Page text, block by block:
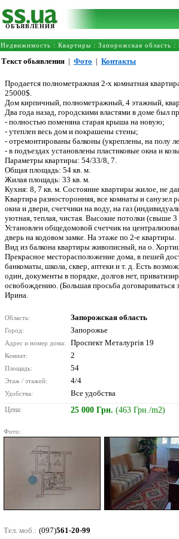
ОБЪЯВЛЕНИЯ
Недвижимость : Квартиры : Запорожская область :
Текст обьявления | Фото | Контакты
Продается полнометражная 2-х комнатная
25000$.
Дом кирпичный, полнометражный, 4 этажный,
Два года назад, городскими властями в доме был
- полностью поменяна старая крыша на новую;
- утеплен весь дом и покрашены стены;
- отремонтированы балконы (укреплены, на полу
- в подъездах установлены пластиковые окна и
Параметры квартиры: 54/33/8, 7.
Общая площадь: 54 кв. м.
Жилая площадь: 33 кв. м.
Кухня: 8, 7 кв. м. Состояние квартиры жилое, не
Квартира разносторонняя, все комнаты и
окна и двери, счетчики на воду, на газ
уютная, теплая, чистая. Высокие потолки (свыше
Установлен общедомовой счетчик на
дверь на кодовом замке. На этаже по 2-е квартиры.
Вид из балкона квартиры живописный, на о.
Прекрасное месторасположение дома, в пешей
банкоматы, школа, сквер, аптеки и т. д. Есть
один, документы в порядке, долгов нет,
освобождению. (Большая просьба договариваться
Ирина.
Область: Запорожская область
Город: Запорожье
Адрес и номер дома: Проспект Металургів 19
Комнат: 2
Площадь: 54
Этаж / этажей: 4/4
Удобства: Все удобства
Цена: 25 000 Грн. (463 Грн./m2)
Фото:
Тел. моб.: (097)561-20-99